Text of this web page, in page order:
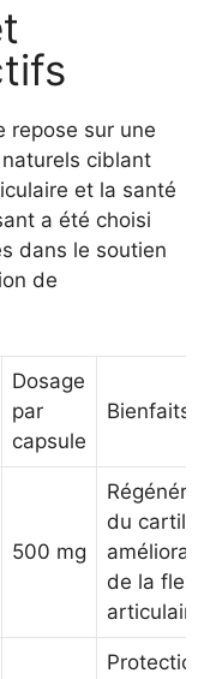
repose sur une
ciblant
et la santé
a été choisi
dans le soutien
de
Dosage
par
capsule
Bienfaits
500 mg
du
de la
articulaire
Protection